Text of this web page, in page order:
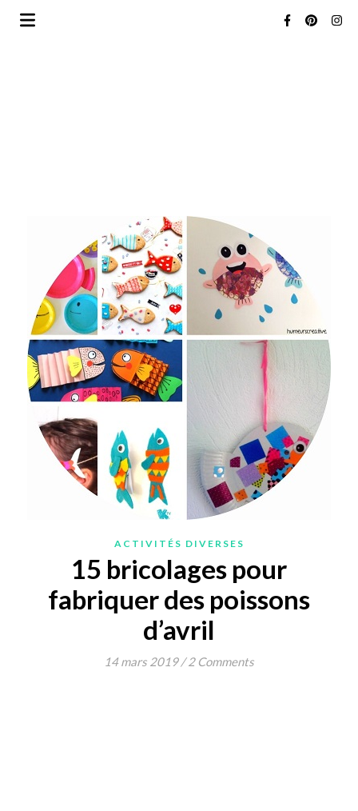
ACTIVITÉS DIVERSES
15 bricolages pour
fabriquer des poissons
d’avril
14 mars 2019 / 2 Comments